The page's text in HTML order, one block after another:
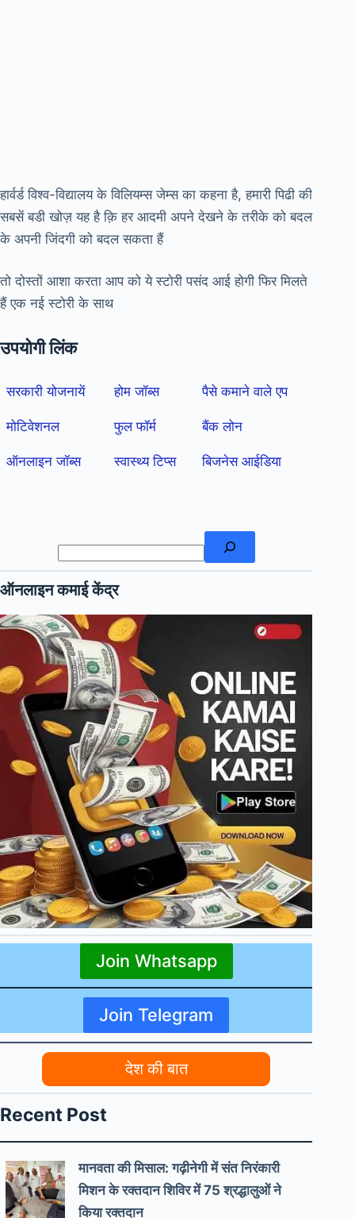
हार्वर्ड विश्व-विद्यालय के विलियम्स जेम्स का कहना है, हमारी पिढी की
सबसें बडी खोज़ यह है क़ि हर आदमी अपने देखने के तरीके को बदल
के अपनी जिंदगी को बदल सकता हैं
तो दोस्तों आशा करता आप को ये स्टोरी पसंद आई होगी फिर मिलते
हैं एक नई स्टोरी के साथ
उपयोगी लिंक
सरकारी योजनायें होम जॉब्स पैसे कमाने वाले एप
मोटिवेशनल फुल फॉर्म बैंक लोन
ऑनलाइन जॉब्स स्वास्थ्य टिप्स बिजनेस आईडिया
ऑनलाइन कमाई केंद्र
Join Whatsapp
Join Telegram
देश की बात
Recent Post
मानवता की मिसाल: गढ़ीनेगी में संत निरंकारी
मिशन के रक्तदान शिविर में 75 श्रद्धालुओं ने
किया रक्तदान